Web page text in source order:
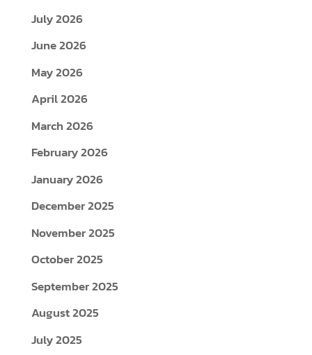
July 2026
June 2026
May 2026
April 2026
March 2026
February 2026
January 2026
December 2025
November 2025
October 2025
September 2025
August 2025
July 2025